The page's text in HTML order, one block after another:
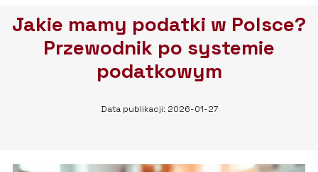
Jakie mamy podatki w Polsce?
Przewodnik po systemie
podatkowym
Data publikacji: 2026-01-27